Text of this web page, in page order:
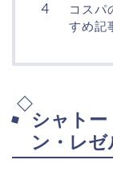
コスパ
すめ記
シャトー
ン・レゼ